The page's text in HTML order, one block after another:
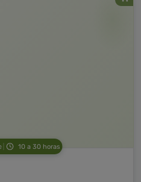
10 a 30 horas